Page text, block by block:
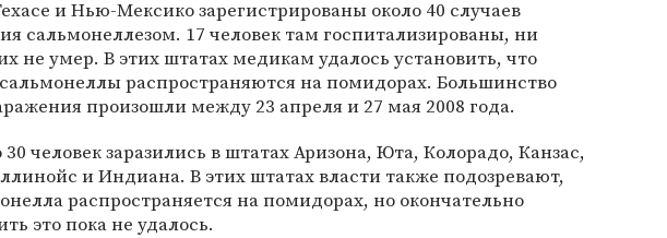
и Нью-Мексико зарегистрированы около 40 случаев
сальмонеллезом. 17 человек там госпитализированы, ни
не умер. В этих штатах медикам удалось установить, что
распространяются на помидорах. Большинство
произошли между 23 апреля и 27 мая 2008 года.
человек заразились в штатах Аризона, Юта, Колорадо, Канзас,
и Индиана. В этих штатах власти также подозревают,
распространяется на помидорах, но окончательно
это пока не удалось.